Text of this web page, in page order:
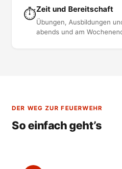
⏱️Zeit und Bereitschaft
Übungen, Ausbildungen
abends und am
DER WEG ZUR FEUERWEHR
So einfach geht’s